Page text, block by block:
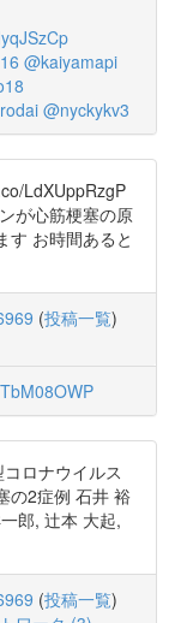
@kaiyamapi
@nyckykv3
LdXUppRzgP
が心筋梗塞の原
す お時間あると
(投稿一覧)
ロナウイルス
の2症例 石井 裕
郎, 辻本 大起,
(投稿一覧)